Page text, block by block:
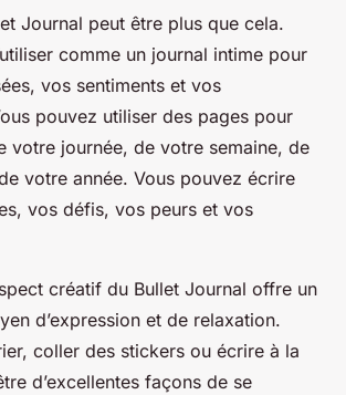
Journal peut être plus que cela.
comme un journal intime pour
vos sentiments et vos
pouvez utiliser des pages pour
votre journée, de votre semaine, de
votre année. Vous pouvez écrire
vos défis, vos peurs et vos
créatif du Bullet Journal offre un
d’expression et de relaxation.
coller des stickers ou écrire à la
d’excellentes façons de se